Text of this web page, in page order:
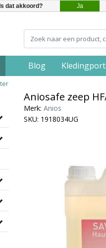
Blog
Aniosafe zeep
Merk: Anios
SKU: 1918034UG
dat akkoord? Ja